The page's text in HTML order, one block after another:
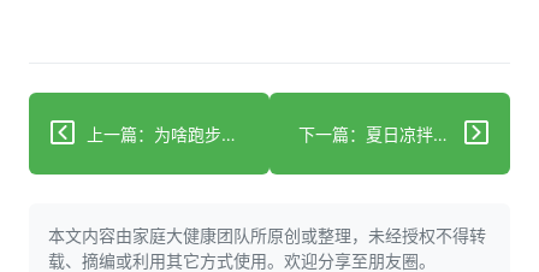
上一篇：为啥跑步提升骨密度不如抗阻训练？答案在这！ 下一篇：夏日凉拌菜健康秘诀：3步做出美味又营养佳肴！
本文内容由家庭大健康团队所原创或整理，未经授权不得转
载、摘编或利用其它方式使用。欢迎分享至朋友圈。